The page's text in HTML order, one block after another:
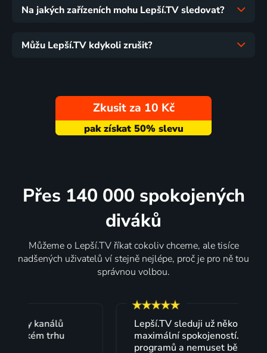
Na jakých zařízeních mohu Lepší.TV sledovat?
Můžu Lepší.TV kdykoli zrušit?
Zkusit za 10 Kč
Přes 140 000 spokojených
diváků
Můžeme o Lepší.TV říkat cokoliv chceme, ale tisíce
nadšených uživatelů ví stejně nejlépe, proč je pro ně tou
správnou volbou.
Lepší.TV sleduji už několik let s
maximální spokojeností. Velký výběr
programů a nemuset běžet k TV na